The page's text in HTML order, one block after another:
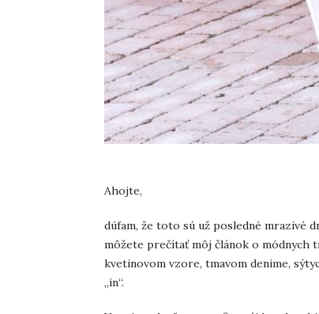
Ahojte,
dúfam, že toto sú už posledné mrazivé
môžete prečítať môj článok o módnych
kvetinovom vzore, tmavom denime,
„in“.